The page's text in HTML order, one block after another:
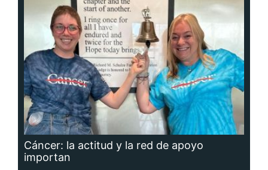
Cáncer: la actitud y la red de apoyo
importan